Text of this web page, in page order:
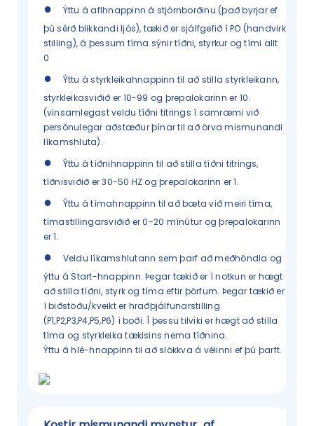
●
Ýttu á aflhnappinn á stjórnborðinu (það byrjar ef
þú sérð blikkandi ljós), tækið er sjálfgefið í PO (handvirk
stilling), á þessum tíma sýnir tíðni, styrkur og tími allt
0
●
Ýttu á styrkleikahnappinn til að stilla styrkleikann,
styrkleikasviðið er 10-99 og þrepalokarinn er 10.
(vinsamlegast veldu tíðni titrings í samræmi við
persónulegar aðstæður þínar til að örva mismunandi
líkamshluta).
●
Ýttu á tíðnihnappinn til að stilla tíðni titrings,
tíðnisviðið er 30-50 HZ og þrepalokarinn er 1.
●
Ýttu á tímahnappinn til að bæta við meiri tíma,
tímastillingarsviðið er 0-20 mínútur og þrepalokarinn
er 1.
●
Veldu líkamshlutann sem þarf að meðhöndla og
ýttu á Start-hnappinn. Þegar tækið er í notkun er hægt
að stilla tíðni, styrk og tíma eftir þörfum. Þegar tækið er
í biðstöðu/kveikt er hraðþjálfunarstilling
(P1,P2,P3,P4,P5,P6) í boði. Í þessu tilviki er hægt að stilla
tíma og styrkleika tækisins nema tíðnina.
Ýttu á hlé-hnappinn til að slökkva á vélinni ef þú þarft.